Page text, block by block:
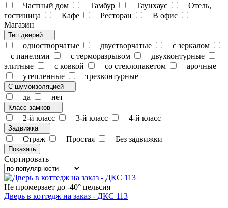
Частный дом
Тамбур Таунхаус
Отель,
гостиница
Кафе Ресторан
В офис
Магазин
Тип дверей
одностворчатые двустворчатые
с зеркалом
с панелями
с терморазрывом
двухконтурные
элитные
с ковкой со стеклопакетом
арочные
утепленные
трехконтурные
С шумоизоляцией
да нет
Класс замков
2-й класс 3-й класс 4-й класс
Задвижка
Страж Простая Без задвижки
Сортировать
Не промерзает до -40° цельсия
Дверь в коттедж на заказ - ДКС 113